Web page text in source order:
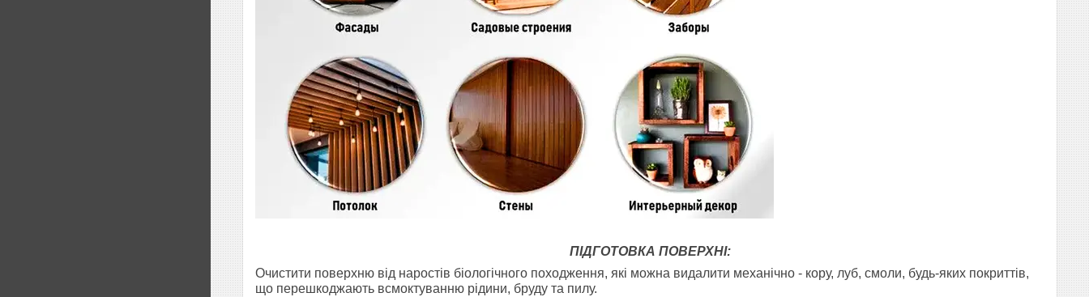
ПІДГОТОВКА ПОВЕРХНІ:
Очистити поверхню від наростів біологічного походження, які можна видалити механічно - кору, луб, смоли, будь-яких покриттів,
що перешкоджають всмоктуванню рідини, бруду та пилу.